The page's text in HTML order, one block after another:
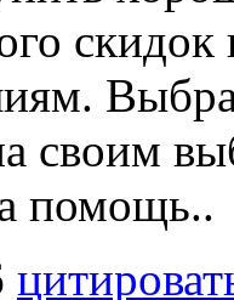
своим
помощь..